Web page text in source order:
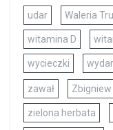
udar Waleria
witamina D
wycieczki
zawał
zielona herbata